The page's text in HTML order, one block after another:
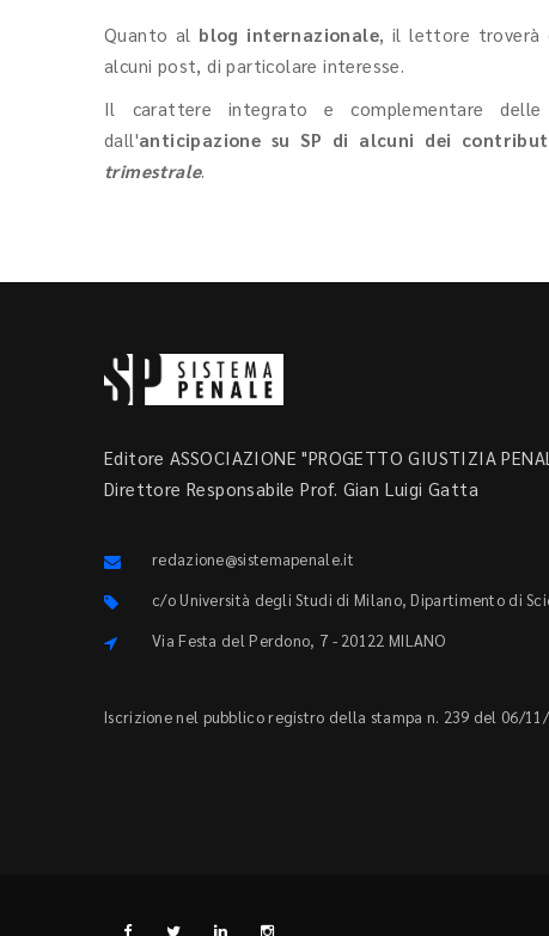
Quanto al blog internazionale, il lettore troverà
alcuni post, di particolare interesse.
Il carattere integrato e complementare
dall'anticipazione su SP di alcuni dei
trimestrale.
Editore ASSOCIAZIONE "PROGETTO GIUSTIZIA
Direttore Responsabile Prof. Gian Luigi Gatta
redazione@sistemapenale.it
c/o Università degli Studi di Milano, Dipartimento di
Via Festa del Perdono, 7 - 20122 MILANO
Iscrizione nel pubblico registro della stampa n. 239 del 06/